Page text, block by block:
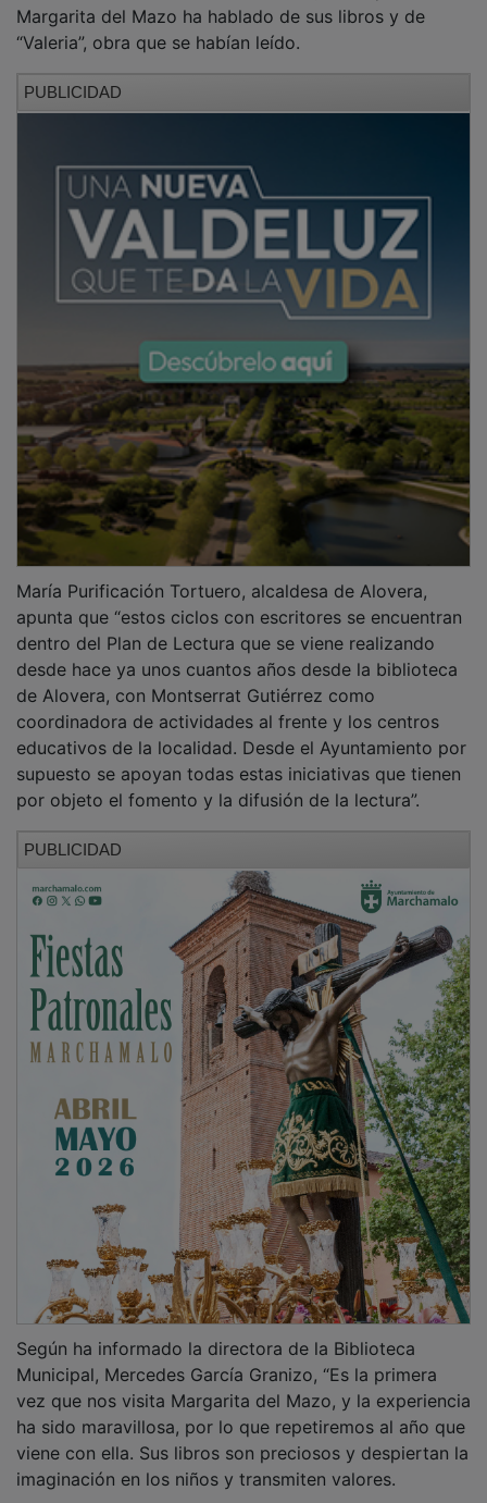
“Valeria”, obra que se habían leído.
apunta que “estos ciclos con escritores se encuentran
dentro del Plan de Lectura que se viene realizando
desde hace ya unos cuantos años desde la biblioteca
de Alovera, con Montserrat Gutiérrez como
coordinadora de actividades al frente y los centros
educativos de la localidad. Desde el Ayuntamiento por
supuesto se apoyan todas estas iniciativas que tienen
por objeto el fomento y la difusión de la lectura”.
Municipal, Mercedes García Granizo, “Es la primera
vez que nos visita Margarita del Mazo, y la experiencia
ha sido maravillosa, por lo que repetiremos al año que
viene con ella. Sus libros son preciosos y despiertan la
imaginación en los niños y transmiten valores.